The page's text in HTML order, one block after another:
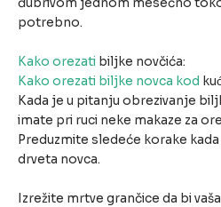
đubrivom jednom mesečno
potrebno.
Kako orezati biljke novčića:
Kako orezati biljke novca kod
Kada je u pitanju obrezivanje
imate pri ruci neke makaze za
Preduzmite sledeće korake
drveta novca.
Izrežite mrtve grančice da bi